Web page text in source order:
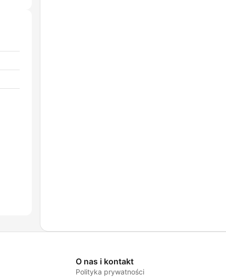
O nas i kontakt
Polityka prywatności